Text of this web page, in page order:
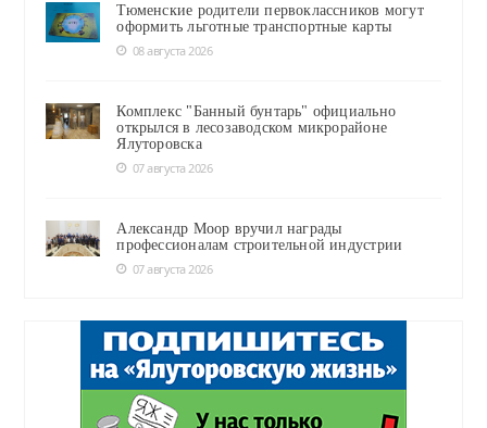
Тюменские родители первоклассников могут
оформить льготные транспортные карты
08 августа 2026
Комплекс "Банный бунтарь" официально
открылся в лесозаводском микрорайоне
Ялуторовска
07 августа 2026
Александр Моор вручил награды
профессионалам строительной индустрии
07 августа 2026